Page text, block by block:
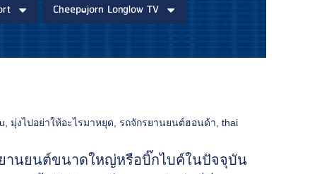
Cheepajorn Longlow TV
,มุ่งไปอย่าให้อะไรมาหยุด ,รถจักรยานยนต์ฮอนด้า ,thai
านยนต์ขนาดใหญ่หรือบิ๊กไบค์ในปัจจุบัน